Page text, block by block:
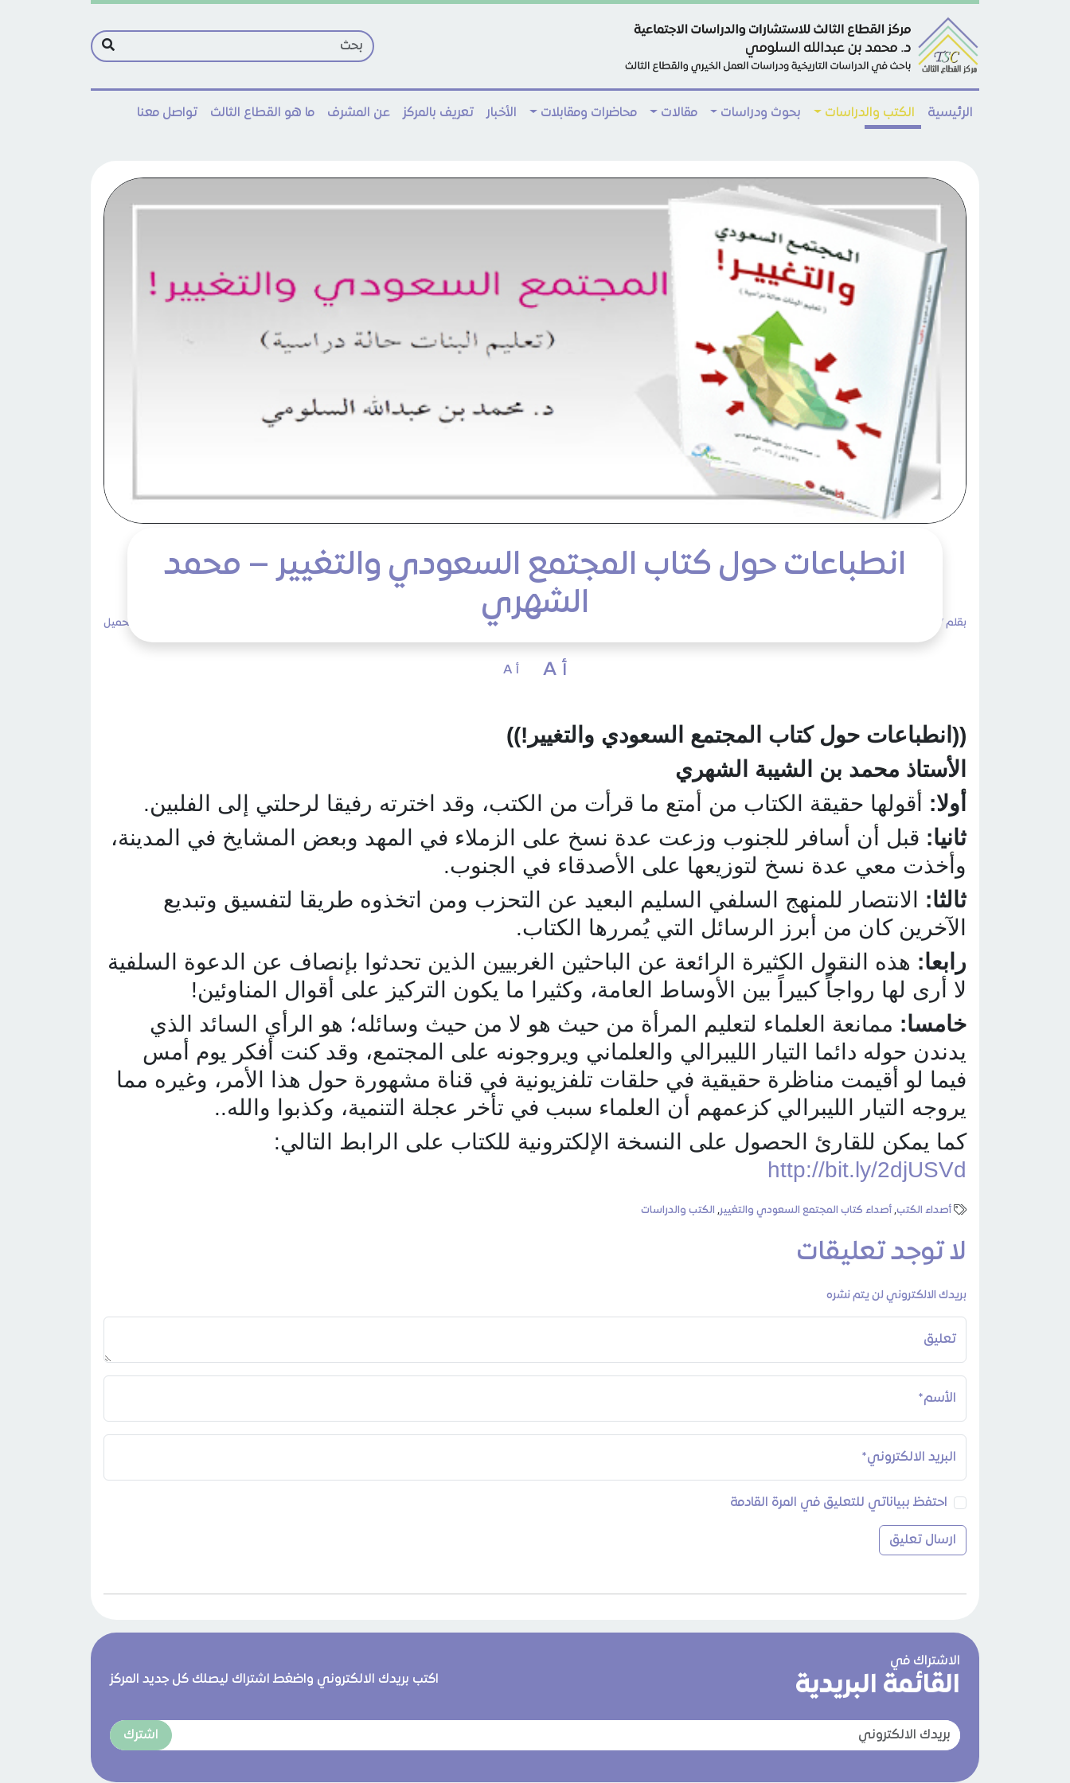
Skip to main content
الرئيسية الكتب والدراسات بحوث ودراسات مقالات محاضرات ومقابلات الأخبار تعريف بالمركز عن المشرف ما هو القطاع الثالث تواصل معنا
انطباعات حول كتاب المجتمع السعودي والتغيير – محمد
الشهري
بقلم / تحميل
أ A أ A
((انطباعات حول كتاب المجتمع السعودي والتغيير!))
الأستاذ محمد بن الشيبة الشهري
أولا: أقولها حقيقة الكتاب من أمتع ما قرأت من الكتب، وقد اخترته رفيقا لرحلتي إلى الفلبين.
ثانيا: قبل أن أسافر للجنوب وزعت عدة نسخ على الزملاء في المهد وبعض المشايخ في المدينة،
وأخذت معي عدة نسخ لتوزيعها على الأصدقاء في الجنوب.
ثالثا: الانتصار للمنهج السلفي السليم البعيد عن التحزب ومن اتخذوه طريقا لتفسيق وتبديع
الآخرين كان من أبرز الرسائل التي يُمررها الكتاب.
رابعا: هذه النقول الكثيرة الرائعة عن الباحثين الغربيين الذين تحدثوا بإنصاف عن الدعوة السلفية
لا أرى لها رواجاً كبيراً بين الأوساط العامة، وكثيرا ما يكون التركيز على أقوال المناوئين!
خامسا: ممانعة العلماء لتعليم المرأة من حيث هو لا من حيث وسائله؛ هو الرأي السائد الذي
يدندن حوله دائما التيار الليبرالي والعلماني ويروجونه على المجتمع، وقد كنت أفكر يوم أمس
فيما لو أقيمت مناظرة حقيقية في حلقات تلفزيونية في قناة مشهورة حول هذا الأمر، وغيره مما
يروجه التيار الليبرالي كزعمهم أن العلماء سبب في تأخر عجلة التنمية، وكذبوا والله..
كما يمكن للقارئ الحصول على النسخة الإلكترونية للكتاب على الرابط التالي:
http://bit.ly/2djUSVd
أصداء الكتب,أصداء كتاب المجتمع السعودي والتغيير, الكتب والدراسات
لا توجد تعليقات
بريدك الالكتروني لن يتم نشره
تعليق
الأسم*
البريد الالكتروني*
احتفظ ببياناتي للتعليق في المرة القادمة
الاشتراك في
القائمة البريدية اكتب بريدك الالكتروني واضغط اشتراك ليصلك كل جديد المركز
اشترك